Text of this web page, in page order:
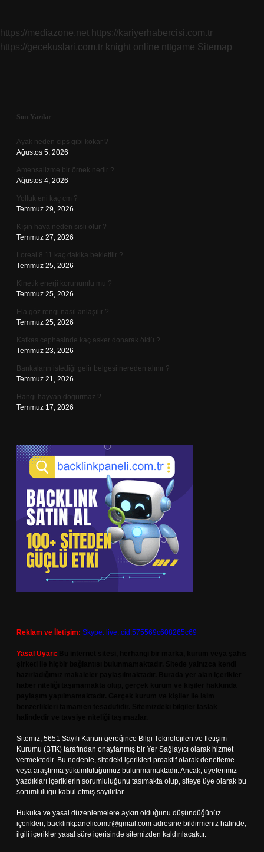
https://mediazone.net https://kariyerhabercisi.com.tr
https://gecekuslari.com.tr knight online nttgame Sitemap
Sidebar
Son Yazılar
Ayak neden cips gibi kokar ?
Ağustos 5, 2026
Amensalizme bir örnek nedir ?
Ağustos 4, 2026
Yolluk eni kaç cm ?
Temmuz 29, 2026
Kışın hava neden sisli olur ?
Temmuz 27, 2026
Loreal 8.11 kaç dakika bekletilir ?
Temmuz 25, 2026
Kinetik enerji korunumlu mu ?
Temmuz 25, 2026
Ela göz rengi nasıl anlaşılır ?
Temmuz 25, 2026
Kafkas cephesinde kaç asker donarak öldü ?
Temmuz 23, 2026
Bankaların istediği gelir belgesi nereden alınır ?
Temmuz 21, 2026
Hangi hayvan doğurmaz ?
Temmuz 17, 2026
Reklam ve İletişim: Skype: live:.cid.575569c608265c69
Yasal Uyarı:
Sitemiz, 5651 Sayılı Kanun gereğince Bilgi Teknolojileri ve İletişim
Kurumu (BTK) tarafından onaylanmış bir Yer Sağlayıcı olarak hizmet
vermektedir. Bu nedenle, sitedeki içerikleri proaktif olarak denetleme
veya araştırma yükümlülüğümüz bulunmamaktadır. Ancak, üyelerimiz
yazdıkları içeriklerin sorumluluğunu taşımakta olup, siteye üye olarak bu
sorumluluğu kabul etmiş sayılırlar.
Hukuka ve yasal düzenlemelere aykırı olduğunu düşündüğünüz
içerikleri, backlinkpanelicomtr@gmail.com adresine bildirmeniz halinde,
ilgili içerikler yasal süre içerisinde sitemizden kaldırılacaktır.